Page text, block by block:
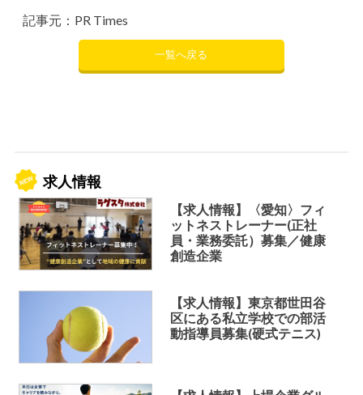
記事元：PR Times
一覧へ戻る
求人情報
【求人情報】〈愛知〉フィ
ットネストレーナー(正社
員・業務委託）募集／健康
創造企業
【求人情報】東京都世田谷
区にある私立学校での部活
動指導員募集(硬式テニス)